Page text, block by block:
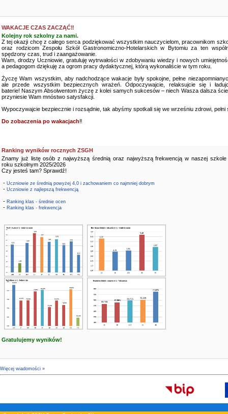
WAKACJE CZAS ZACZĄĆ‼️
Kolejny rok szkolny za nami.
Z tej okazji chcę z całego serca podziękować wszystkim nauczycielom, pracownikom
oraz rodzicom Zespołu Szkół Gastronomiczno-Hotelarskich w Bytomiu za ten
spędzony czas, trud i zaangażowanie.
Wam, drodzy Uczniowie, gratuluję wytrwałości w zdobywaniu wiedzy i nowych
a pedagogom dziękuję za ogrom pracy dydaktycznej, którą wykonaliście w tym roku.
Życzę Wam wszystkim, aby nadchodzące wakacje były spokojne, pełne
ale przede wszystkim bezpiecznych wrażeń. Odpoczywajcie, relaksujcie się i
baterie! Naszym Absolwentom życzę z kolei samych sukcesów – niech Wasza dalsza
przyniesie Wam mnóstwo satysfakcji.
Wypoczywajcie bezpiecznie i rozsądnie, tak abyśmy spotkali się we wrześniu zdrowi, pełni
Do zobaczenia po wakacjach‼️
Ranking wyników rocznych ZSGH
Znamy już listę osób z najwyższą średnią oraz najwyższą frekwencją w naszej szkole
roku szkolnym 2025/2026
Czy jesteś tam? Sprawdź!
- Uczniowie ze średnią powyżej 4,0 i zachowaniem co najmniej dobrym
- Uczniowie z najlepszą frekwencją
- Ranking klas - średnie ocen
- Ranking klas - frekwencja
Gratulujemy wyników!
Więcej wiadomości »